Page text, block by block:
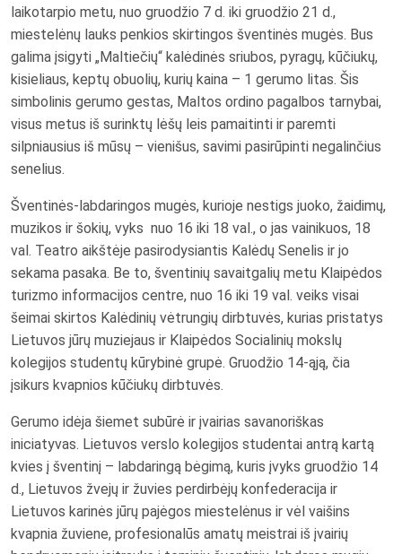
laikotarpio metu, nuo gruodžio 7 d. iki gruodžio 21 d.,
miestelėnų lauks penkios skirtingos šventinės mugės. Bus
galima įsigyti „Maltiečių“ kalėdinės sriubos, pyragų, kūčiukų,
kisieliaus, keptų obuolių, kurių kaina – 1 gerumo litas. Šis
simbolinis gerumo gestas, Maltos ordino pagalbos tarnybai,
visus metus iš surinktų lėšų leis pamaitinti ir paremti
silpniausius iš mūsų – vienišus, savimi pasirūpinti negalinčius
senelius.
Šventinės-labdaringos mugės, kurioje nestigs juoko, žaidimų,
muzikos ir šokių, vyks nuo 16 iki 18 val., o jas vainikuos, 18
val. Teatro aikštėje pasirodysiantis Kalėdų Senelis ir jo
sekama pasaka. Be to, šventinių savaitgalių metu Klaipėdos
turizmo informacijos centre, nuo 16 iki 19 val. veiks visai
šeimai skirtos Kalėdinių vėtrungių dirbtuvės, kurias pristatys
Lietuvos jūrų muziejaus ir Klaipėdos Socialinių mokslų
kolegijos studentų kūrybinė grupė. Gruodžio 14-ąją, čia
įsikurs kvapnios kūčiukų dirbtuvės.
Gerumo idėja šiemet subūrė ir įvairias savanoriškas
iniciatyvas. Lietuvos verslo kolegijos studentai antrą kartą
kvies į šventinį – labdaringą bėgimą, kuris įvyks gruodžio 14
d., Lietuvos žvejų ir žuvies perdirbėjų konfederacija ir
Lietuvos karinės jūrų pajėgos miestelėnus ir vėl vaišins
kvapnia žuviene, profesionalūs amatų meistrai iš įvairių